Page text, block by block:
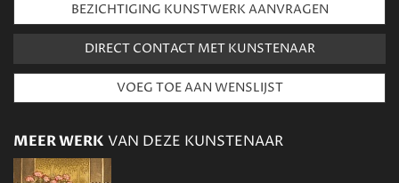
BEZICHTIGING KUNSTWERK AANVRAGEN
DIRECT CONTACT MET KUNSTENAAR
MEER WERK VAN DEZE KUNSTENAAR